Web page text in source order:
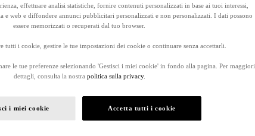
effettuare analisi statistiche, fornire contenuti personalizzati in base ai tuoi interessi,
e web e diffondere annunci pubblicitari personalizzati e non personalizzati. I dati possono
essere memorizzati o recuperati dal tuo browser.
tutti i cookie, gestire le tue impostazioni dei cookie o continuare senza accettarli.
le tue preferenze selezionando 'Gestisci i miei cookie' in fondo alla pagina. Per maggiori
dettagli, consulta la nostra politica sulla privacy.
i miei cookie Accetta tutti i cookie